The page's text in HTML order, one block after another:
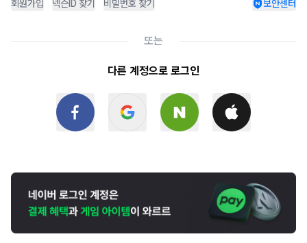
회원가입 넥슨ID 찾기 비밀번호 찾기 보안센터
또는
다른 계정으로 로그인